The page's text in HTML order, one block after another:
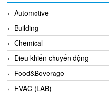
Dongdo Tech
Donghwa Valve
Dongkun
Dosing Pump
DR. NEUMANN Peltier-Technik
Driesen Kern
Automotive
Building
Chemical
Điều khiển chuyển động
Food&Beverage
HVAC (LAB)